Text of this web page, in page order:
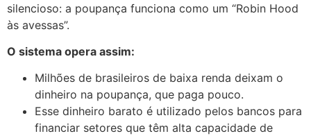
silencioso: a poupança funciona como um “Robin Hood
às avessas”.
O sistema opera assim:
Milhões de brasileiros de baixa renda deixam o
dinheiro na poupança, que paga pouco.
Esse dinheiro barato é utilizado pelos bancos para
financiar setores que têm alta capacidade de